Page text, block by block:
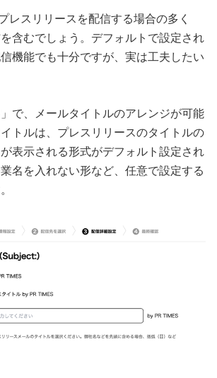
レスリリースを配信する場合の多く
含むでしょう。デフォルトで設定され
機能でも十分ですが、実は工夫したい
」で、メールタイトルのアレンジが可能
トルは、プレスリリースのタイトルの
表示される形式がデフォルト設定され
名を入れない形など、任意で設定する